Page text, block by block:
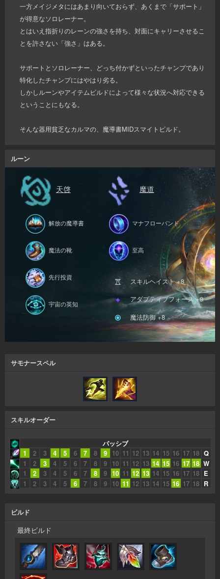
一方メイジメタにはあまり向いておらず、あくまで「サポート」
が得意なソロレーナー。
とはいえ指折りのレーンの強さを持ち、対面にキャリーさせるこ
とを許さない「強さ」はある。
サポートとソロレーナー、どっち付かずといったチャンプであり
特化したチャンプにはやはり劣る。
しかしルーンやアイテムビルドによって様々な状況へ対応できる
ということにもなる。
そんな器用貧乏なカルマの、魔導書MIDスマイトビルド。
ルーン
天啓
解放の魔導書
魔法の靴
先行投資
宇宙の英知
魔道
マナフローバンド
至高
スキルヘイスト +8
アダプティブフォース +9
魔法防御 +8
サモナースペル
スキルオーダー
パッシブ
1
2 3 4 5 6 7 8 9 10 11 12 13 14 15 16 17 18 Q
1
2 3 4 5 6 7 8 9 10 11 12 13 14 15 16 17 18 W
1
2 3 4 5 6 7 8 9 10 11 12 13 14 15 16 17 18 E
1
2 3 4 5 6 7 8 9 10 11 12 13 14 15 16 17 18 R
ビルド
最終ビルド